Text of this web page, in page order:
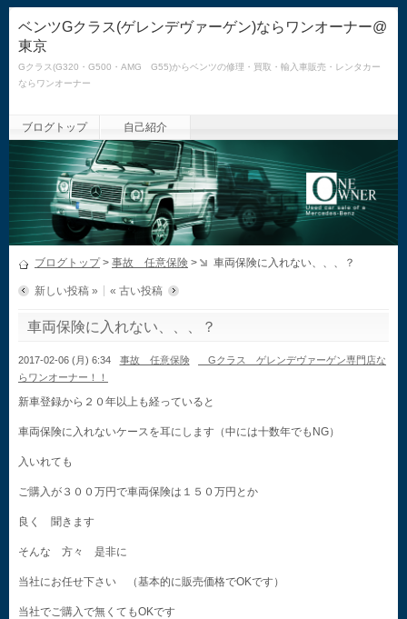
ベンツGクラス(ゲレンデヴァーゲン)ならワンオーナー@
東京
Gクラス(G320・G500・AMG G55)からベンツの修理・買取・輸入車販売・レンタカー
ならワンオーナー
ブログトップ 自己紹介
ブログトップ> 事故 任意保険 > 車両保険に入れない、、、？
新しい投稿 » « 古い投稿
車両保険に入れない、、、？
2017-02-06 (月) 6:34 事故 任意保険
Gクラス ゲレンデヴァーゲン専門店な
らワンオーナー！！
新車登録から２０年以上も経っていると
車両保険に入れないケースを耳にします（中には十数年でもNG）
入いれても
ご購入が３００万円で車両保険は１５０万円とか
良く 聞きます
そんな 方々 是非に
当社にお任せ下さい （基本的に販売価格でOKです）
当社でご購入で無くてもOKです